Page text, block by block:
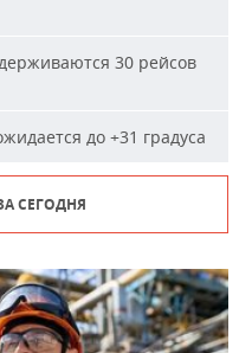
30 рейсов
до +31 градуса
СЕГОДНЯ